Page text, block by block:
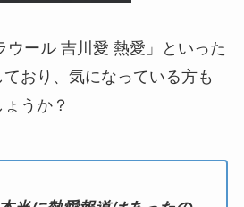
ウール 吉川愛 熱愛」といった
おり、気になっている方も
うか？